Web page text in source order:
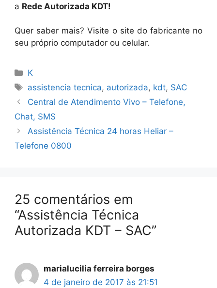
a Rede Autorizada KDT!
Quer saber mais? Visite o site do fabricante no
seu próprio computador ou celular.
Categorias
K
Tags
assistencia tecnica, autorizada, kdt, SAC
Central de Atendimento Vivo – Telefone,
Chat, SMS
Assistência Técnica 24 horas Heliar –
Telefone 0800
25 comentários em
“Assistência Técnica
Autorizada KDT – SAC”
marialucilia ferreira borges
4 de janeiro de 2017 às 21:51